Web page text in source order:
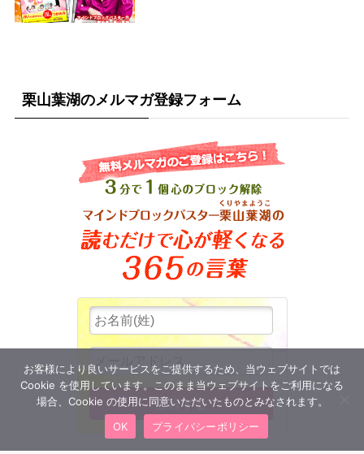
栗山葉湖のメルマガ登録フォーム
お客様により良いサービスをご提供するため、当ウェブサイトでは
Cookie を使用しています。このまま当ウェブサイトをご利用になる
場合、Cookie の使用に同意いただいたものとみなされます。
OK
プライバシーポリシー